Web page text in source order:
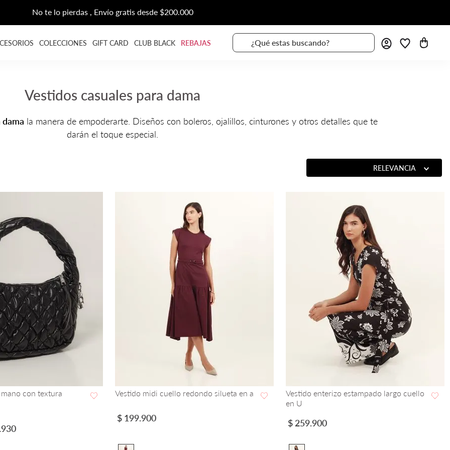
No te lo pierdas , Envío gratis desde $200.000
¿Qué estas buscando?
COLECCIONES GIFT CARD CLUB BLACK REBAJAS
Vestidos casuales para dama
la manera de empoderarte. Diseños con boleros, ojalillos, cinturones y otros detalles que te
darán el toque especial.
RELEVANCIA
con textura
930
Vestido midi cuello redondo silueta en a
$ 199.900
Vestido enterizo estampado largo cuello
en U
$ 259.900